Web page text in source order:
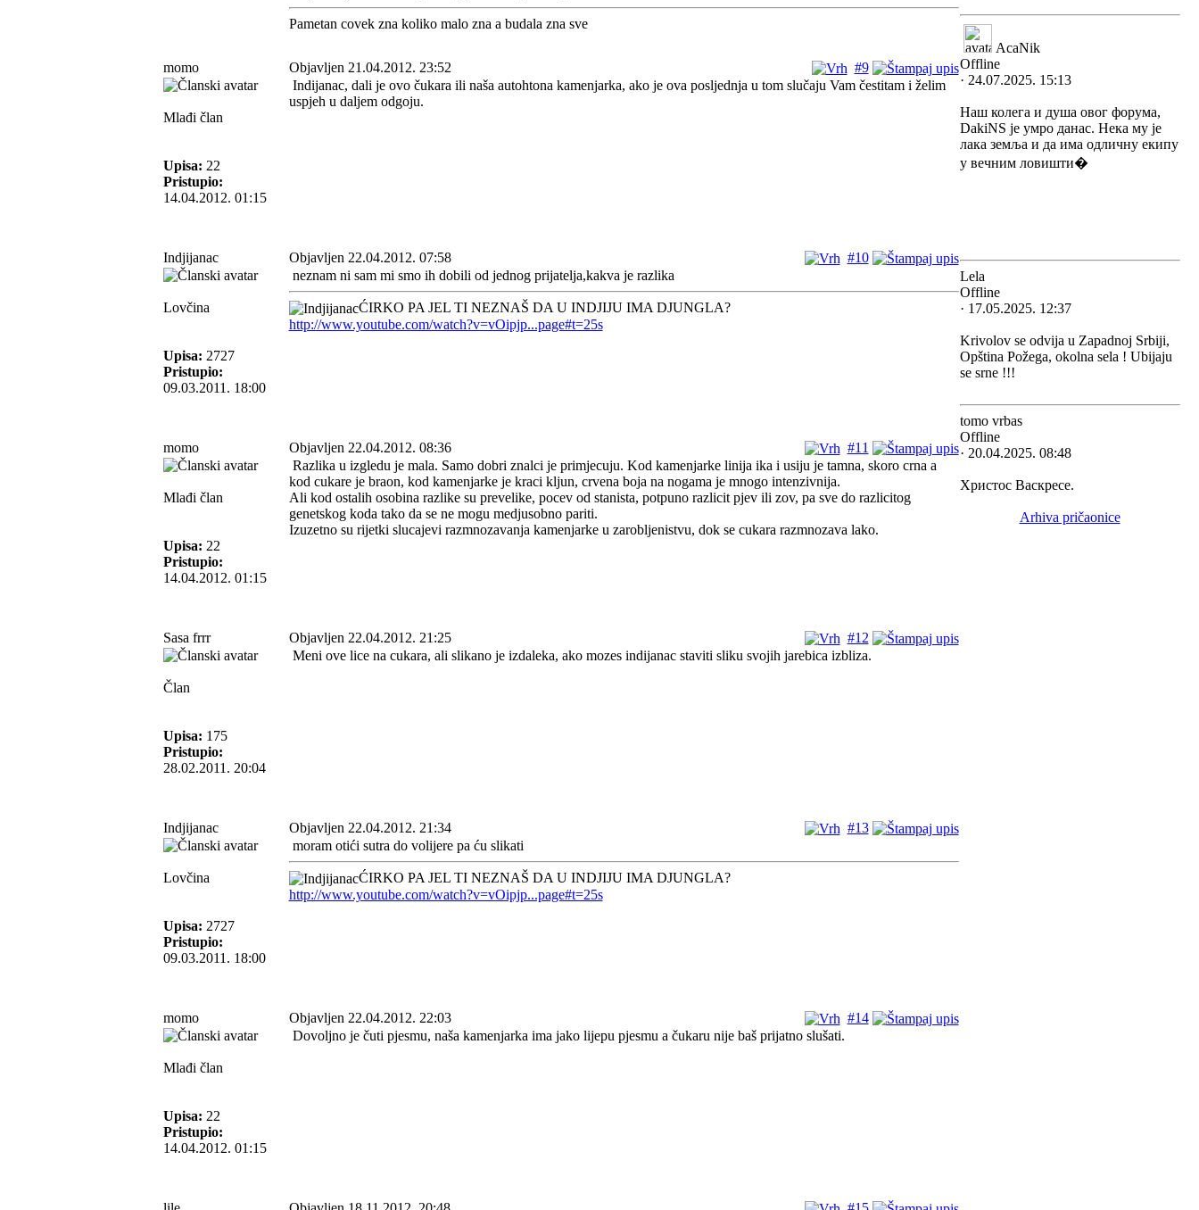
Pametan covek zna koliko malo zna a budala zna sve
momo #9
Objavljen 21.04.2012. 23:52
Mlađi član
Upisa: 22
Pristupio:
14.04.2012. 01:15
Indijanac, dali je ovo čukara ili naša autohtona kamenjarka, ako je ova posljednja u tom slučaju Vam čestitam i želim
uspjeh u daljem odgoju.
Indjijanac #10
Objavljen 22.04.2012. 07:58
Lovčina
Upisa: 2727
Pristupio:
09.03.2011. 18:00
neznam ni sam mi smo ih dobili od jednog prijatelja,kakva je razlika
ĆIRKO PA JEL TI NEZNAŠ DA U INDJIJU IMA DJUNGLA?
http://www.youtube.com/watch?v=vOipjp...page#t=25s
momo #11
Objavljen 22.04.2012. 08:36
Mlađi član
Upisa: 22
Pristupio:
14.04.2012. 01:15
Razlika u izgledu je mala. Samo dobri znalci je primjecuju. Kod kamenjarke linija ika i usiju je tamna, skoro crna a
kod cukare je braon, kod kamenjarke je kraci kljun, crvena boja na nogama je mnogo intenzivnija.
Ali kod ostalih osobina razlike su prevelike, pocev od stanista, potpuno razlicit pjev ili zov, pa sve do razlicitog
genetskog koda tako da se ne mogu medjusobno pariti.
Izuzetno su rijetki slucajevi razmnozavanja kamenjarke u zarobljenistvu, dok se cukara razmnozava lako.
Sasa frrr #12
Objavljen 22.04.2012. 21:25
Član
Upisa: 175
Pristupio:
28.02.2011. 20:04
Meni ove lice na cukara, ali slikano je izdaleka, ako mozes indijanac staviti sliku svojih jarebica izbliza.
Indjijanac #13
Objavljen 22.04.2012. 21:34
Lovčina
Upisa: 2727
Pristupio:
09.03.2011. 18:00
moram otići sutra do volijere pa ću slikati
ĆIRKO PA JEL TI NEZNAŠ DA U INDJIJU IMA DJUNGLA?
http://www.youtube.com/watch?v=vOipjp...page#t=25s
momo #14
Objavljen 22.04.2012. 22:03
Mlađi član
Upisa: 22
Pristupio:
14.04.2012. 01:15
Dovoljno je čuti pjesmu, naša kamenjarka ima jako lijepu pjesmu a čukaru nije baš prijatno slušati.
AcaNik
Offline
· 24.07.2025. 15:13
Наш колега и душа овог форума,
DakiNS је умро данас. Нека му је
лака земља и да има одличну екипу
у вечним ловишти�
Lela
Offline
· 17.05.2025. 12:37
Krivolov se odvija u Zapadnoj Srbiji,
Opština Požega, okolna sela ! Ubijaju
se srne !!!
tomo vrbas
Offline
· 20.04.2025. 08:48
Христос Васкресе.
Arhiva pričaonice